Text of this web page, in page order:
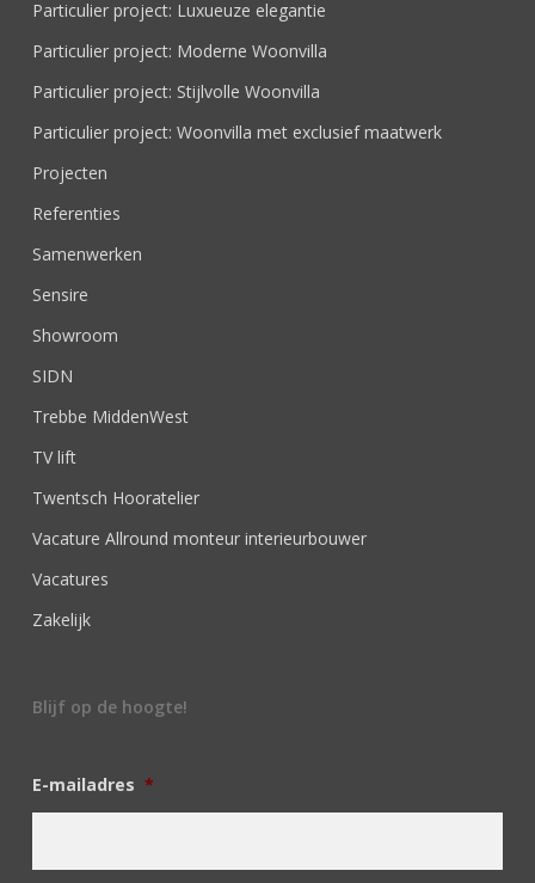
Particulier project: Luxueuze elegantie
Particulier project: Moderne Woonvilla
Particulier project: Stijlvolle Woonvilla
Particulier project: Woonvilla met exclusief maatwerk
Projecten
Referenties
Samenwerken
Sensire
Showroom
SIDN
Trebbe MiddenWest
TV lift
Twentsch Hooratelier
Vacature Allround monteur interieurbouwer
Vacatures
Zakelijk
Blijf op de hoogte!
E-mailadres *